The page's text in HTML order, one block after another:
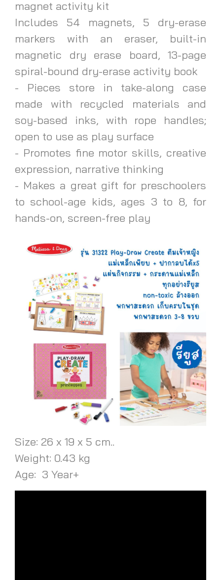
magnet activity kit
Includes 54 magnets, 5 dry-erase
markers with an eraser, built-in
magnetic dry erase board, 13-page
spiral-bound dry-erase activity book
- Pieces store in take-along case
made with recycled materials and
soy-based inks, with rope handles;
open to use as play surface
- Promotes fine motor skills, creative
expression, narrative thinking
- Makes a great gift for preschoolers
to school-age kids, ages 3 to 8, for
hands-on, screen-free play
Size: 26 x 19 x 5 cm..
Weight: 0.43 kg
Age: 3 Year+